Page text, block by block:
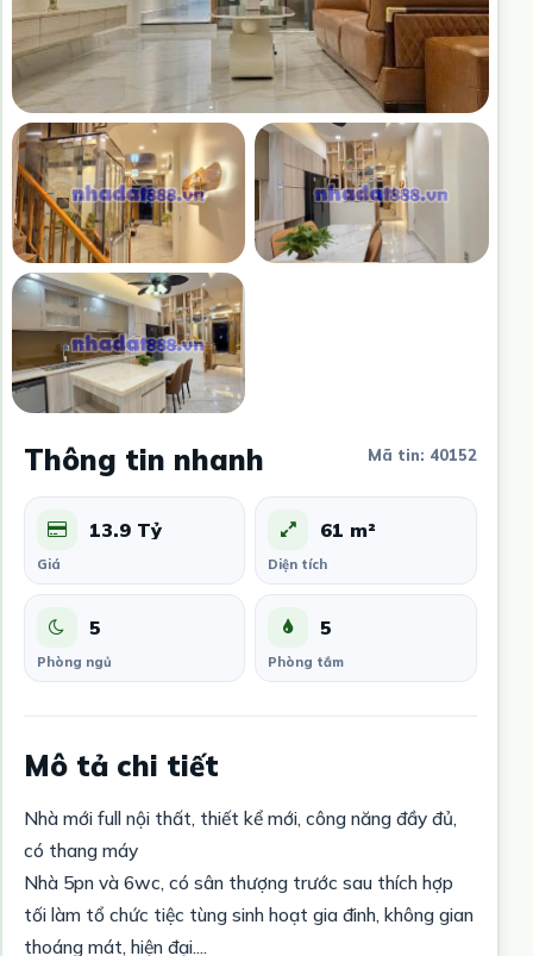
Thông tin nhanh Mã tin: 40152
13.9 Tỷ
Giá
61 m²
Diện tích
5
Phòng ngủ
5
Phòng tắm
Mô tả chi tiết
Nhà mới full nội thất, thiết kể mới, công năng đầy đủ,
có thang máy
Nhà 5pn và 6wc, có sân thượng trước sau thích hợp
tối làm tổ chức tiệc tùng sinh hoạt gia đinh, không gian
thoáng mát, hiện đại....